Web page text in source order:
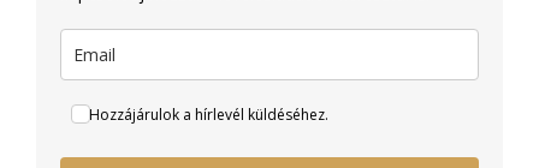
Hozzájárulok a hírlevél küldéséhez.